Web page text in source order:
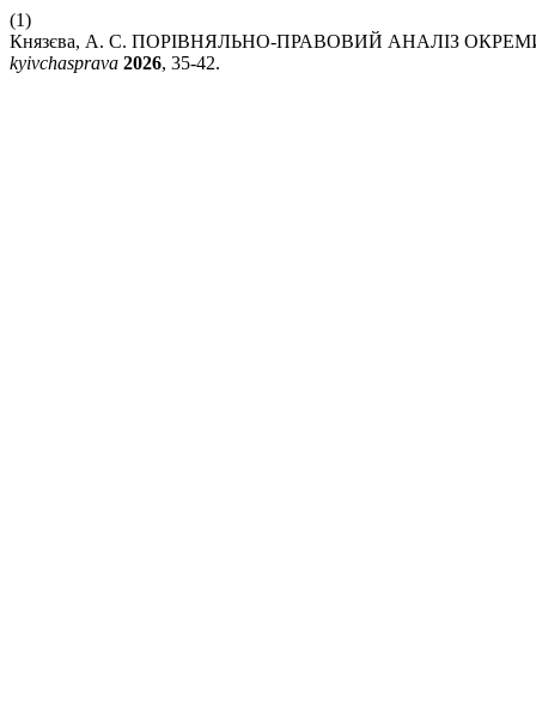
(1)
Князєва, А. С. ПОРІВНЯЛЬНО-ПРАВОВИЙ АНАЛІЗ
kyivchasprava 2026, 35-42.